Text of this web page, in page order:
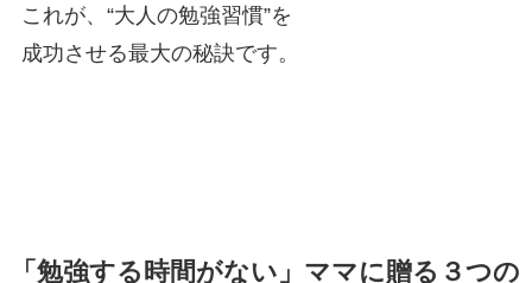
これが、“大人の勉強習慣”を
成功させる最大の秘訣です。
「勉強する時間がない」ママに贈る３つの